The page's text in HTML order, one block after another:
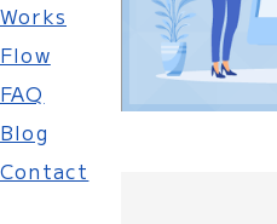
Works
Flow
FAQ
Blog
Contact